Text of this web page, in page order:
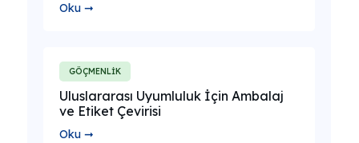
Oku ➞
GÖÇMENLİK
Uluslararası Uyumluluk İçin Ambalaj
ve Etiket Çevirisi
Oku ➞